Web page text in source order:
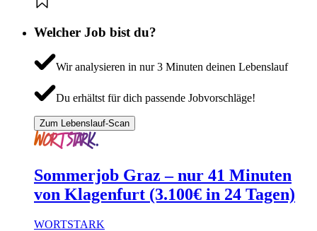
Welcher Job bist du?
Wir analysieren in nur 3 Minuten deinen Lebenslauf
Du erhältst für dich passende Jobvorschläge!
Zum Lebenslauf-Scan
Sommerjob Graz – nur 41 Minuten
von Klagenfurt (3.100€ in 24 Tagen)
WORTSTARK